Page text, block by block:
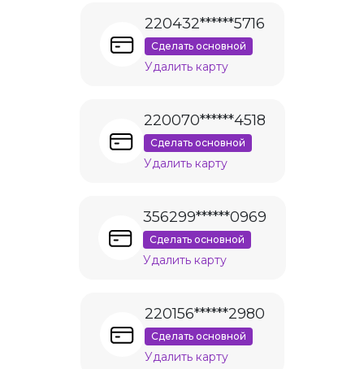
220432******5716
Сделать основной
Удалить карту
220070******4518
Сделать основной
Удалить карту
356299******0969
Сделать основной
Удалить карту
220156******2980
Сделать основной
Удалить карту